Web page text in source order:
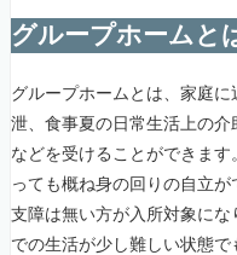
グループホームと
グループホームとは、家庭
泄、食事夏の日常生活上の
などを受けることができま
っても概ね身の回りの自立
支障は無い方が入所対象に
での生活が少し難しい状態